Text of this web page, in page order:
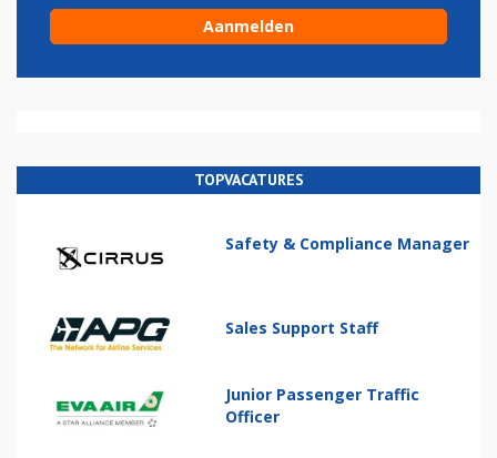
TOPVACATURES
Safety & Compliance Manager
Sales Support Staff
Junior Passenger Traffic
Officer